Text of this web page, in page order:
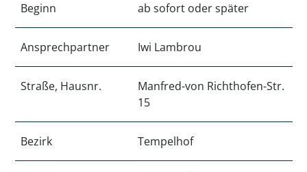
Beginn ab sofort oder später
Ansprechpartner Iwi Lambrou
Straße, Hausnr.
Manfred-von Richthofen-Str.
15
Bezirk Tempelhof